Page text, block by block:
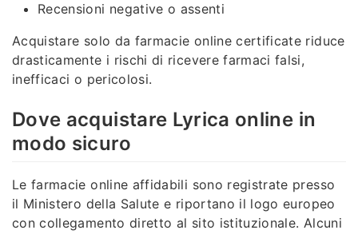
Recensioni negative o assenti
Acquistare solo da farmacie online certificate riduce
drasticamente i rischi di ricevere farmaci falsi,
inefficaci o pericolosi.
Dove acquistare Lyrica online in
modo sicuro
Le farmacie online affidabili sono registrate presso
il Ministero della Salute e riportano il logo europeo
con collegamento diretto al sito istituzionale. Alcuni